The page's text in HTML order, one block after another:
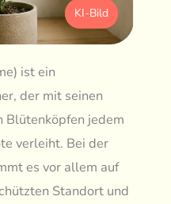
KI-Bild
ist ein
der mit seinen
Blütenköpfen jedem
verleiht. Bei der
es vor allem auf
Standort und